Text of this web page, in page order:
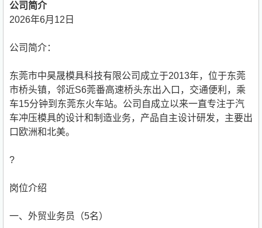
公司简介
2026年6月12日
公司简介：
东莞市中昊晟模具科技有限公司成立于2013年，位于东莞
市桥头镇，邻近S6莞番高速桥头东出入口，交通便利，乘
车15分钟到东莞东火车站。公司自成立以来一直专注于汽
车冲压模具的设计和制造业务，产品自主设计研发，主要出
口欧洲和北美。
?
岗位介绍
一、外贸业务员（5名）